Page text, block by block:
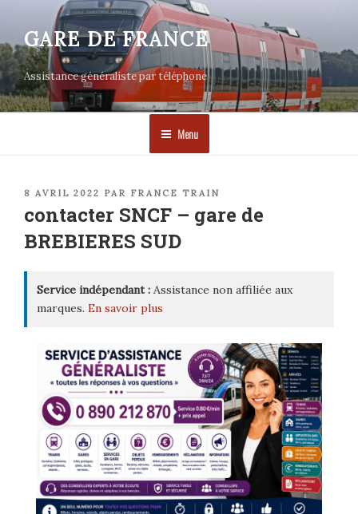
contenu
principal
GARE DE FRANCE
Assistance généraliste par téléphone
Menu
PUBLIÉ
8 AVRIL 2022 PAR FRANCE TRAIN
contacter SNCF – gare de
BREBIERES SUD
Service indépendant : Assistance non affiliée aux
marques. En savoir plus